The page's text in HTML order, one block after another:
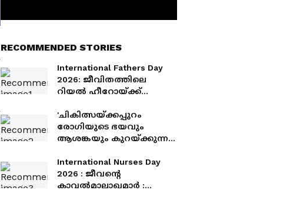
RECOMMENDED STORIES
International Fathers Day
2026: ജീവിതത്തിലെ
റിയൽ ഹീറോയ്ക്ക്
'ചികിത്സയ്ക്കപ്പുറം
രോഗിയുടെ ഭയവും
ആശങ്കയും കുറയ്ക്കുന്ന
പലപ്പോഴും നഴ്സിന്റെ
ഏറ്റവും വലിയ സംഭാവന'
International Nurses Day
2026 : ജീവന്റെ
കാവൽമാലാഖമാർ :